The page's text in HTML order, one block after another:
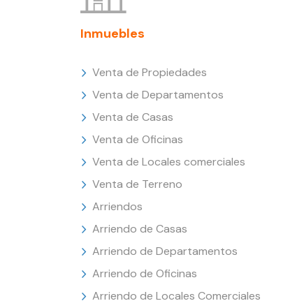
Inmuebles
Venta de Propiedades
Venta de Departamentos
Venta de Casas
Venta de Oficinas
Venta de Locales comerciales
Venta de Terreno
Arriendos
Arriendo de Casas
Arriendo de Departamentos
Arriendo de Oficinas
Arriendo de Locales Comerciales